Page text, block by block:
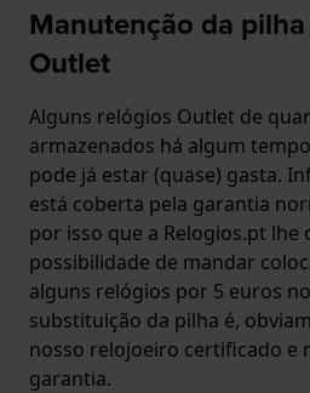
Manutenção da
Outlet
Alguns relógios Outlet de
armazenados há algum
pode já estar (quase) gasta.
está coberta pela garantia
por isso que a Relogios.pt lhe
possibilidade de mandar
alguns relógios por 5 euros
substituição da pilha é,
nosso relojoeiro certificado e
garantia.